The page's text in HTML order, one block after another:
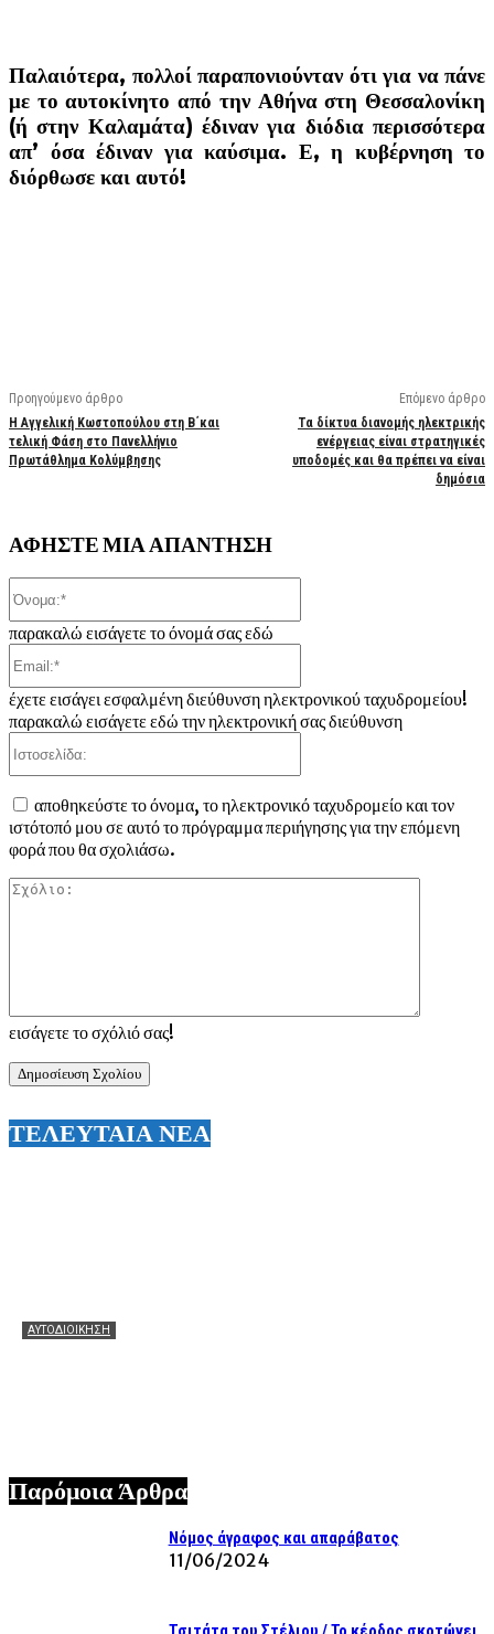
Παλαιότερα, πολλοί παραπονιούνταν ότι για να πάνε
με το αυτοκίνητο από την Αθήνα στη Θεσσαλονίκη
(ή στην Καλαμάτα) έδιναν για διόδια περισσότερα
απ’ όσα έδιναν για καύσιμα. Ε, η κυβέρνηση το
διόρθωσε και αυτό!
Προηγούμενο άρθρο
Η Αγγελική Κωστοπούλου στη Β΄και
τελική Φάση στο Πανελλήνιο
Πρωτάθλημα Κολύμβησης
Επόμενο άρθρο
Τα δίκτυα διανομής ηλεκτρικής
ενέργειας είναι στρατηγικές
υποδομές και θα πρέπει να είναι
δημόσια
ΑΦΗΣΤΕ ΜΙΑ ΑΠΑΝΤΗΣΗ
εισάγετε το σχόλιό σας!
παρακαλώ εισάγετε το όνομά σας εδώ
έχετε εισάγει εσφαλμένη διεύθυνση ηλεκτρονικού ταχυδρομείου!
παρακαλώ εισάγετε εδώ την ηλεκτρονική σας διεύθυνση
αποθηκεύστε το όνομα, το ηλεκτρονικό ταχυδρομείο και τον
ιστότοπό μου σε αυτό το πρόγραμμα περιήγησης για την επόμενη
φορά που θα σχολιάσω.
ΤΕΛΕΥΤΑΙΑ ΝΕΑ
ΑΥΤΟΔΙΟΙΚΗΣΗ
Παρόμοια Άρθρα
Νόμος άγραφος και απαράβατος
11/06/2024